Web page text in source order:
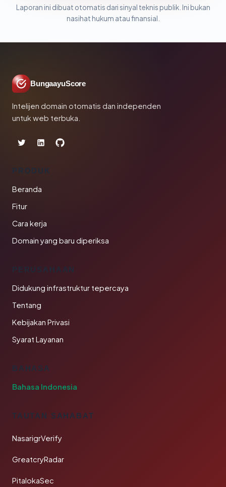
Laporan ini dibuat otomatis dari sinyal teknis publik. Ini bukan
nasihat hukum atau finansial.
BungaayuScore
Intelijen domain otomatis dan independen
untuk web terbuka.
PRODUK
Beranda
Fitur
Cara kerja
Domain yang baru diperiksa
PERUSAHAAN
Didukung infrastruktur tepercaya
Tentang
Kebijakan Privasi
Syarat Layanan
BAHASA
Bahasa Indonesia
TAUTAN SAHABAT
NasarigrVerify
GreatcryRadar
PitalokaSec